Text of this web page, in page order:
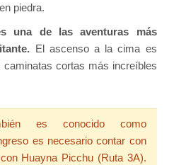
piedra.
una de las aventuras más
El ascenso a la cima es
caminatas cortas más increíbles
es conocido como
es necesario contar con
Huayna Picchu (Ruta 3A).